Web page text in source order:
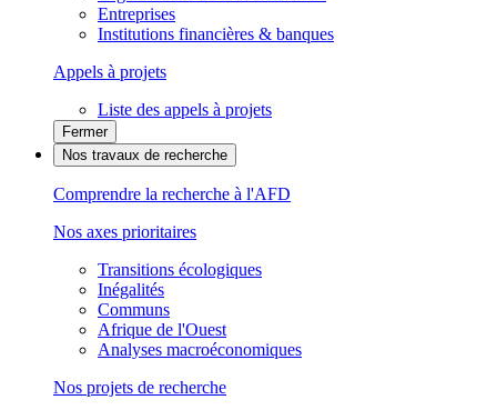
Entreprises
Institutions financières & banques
Appels à projets
Liste des appels à projets
Fermer
Nos travaux de recherche
Comprendre la recherche à l'AFD
Nos axes prioritaires
Transitions écologiques
Inégalités
Communs
Afrique de l'Ouest
Analyses macroéconomiques
Nos projets de recherche